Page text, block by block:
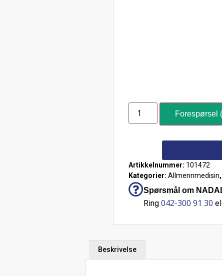
Forespørsel
Artikkelnummer: 101472
Kategorier: Allmennmedisin,
Spørsmål om
Ring 042-300 91 30
Beskrivelse